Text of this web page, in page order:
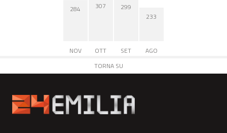
284
NOV
307
OTT
299
SET
233
AGO
TORNA SU